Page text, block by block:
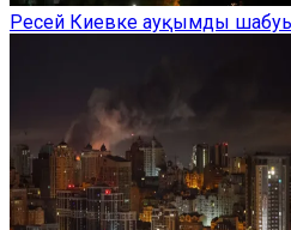
Ресей Киевке ауқымды